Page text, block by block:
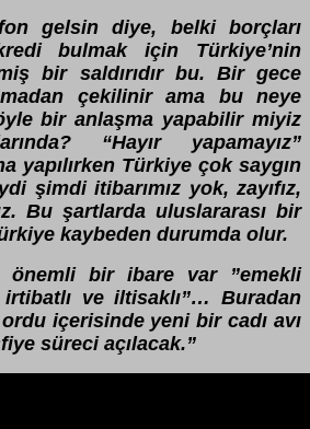
gelsin diye, belki borçları
bulmak için Türkiye’nin
bir saldırıdır bu. Bir gece
çekilinir ama bu neye
bir anlaşma yapabilir miyiz
“Hayır yapamayız”
yapılırken Türkiye çok saygın
şimdi itibarımız yok, zayıfız,
Bu şartlarda uluslararası bir
kaybeden durumda olur.
önemli bir ibare var ”emekli
ve iltisaklı”… Buradan
içerisinde yeni bir cadı avı
süreci açılacak.”